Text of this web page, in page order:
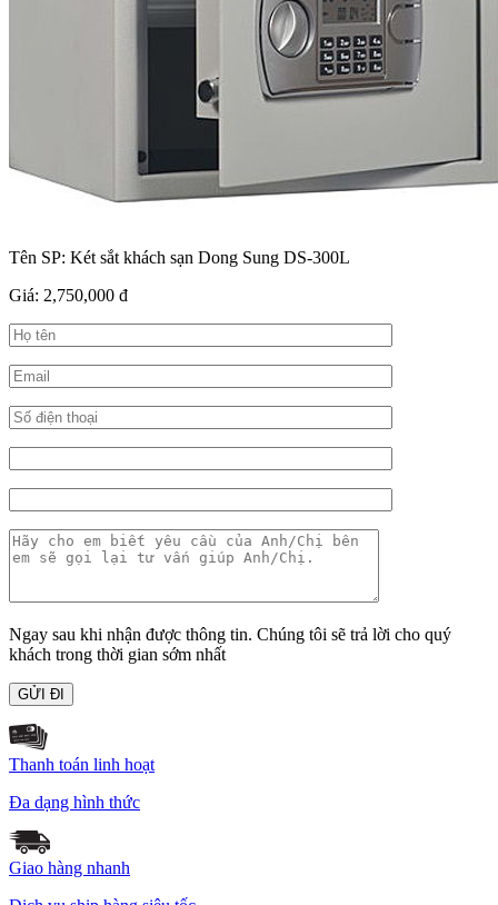
Tên SP: Két sắt khách sạn Dong Sung DS-300L
Giá: 2,750,000 đ
Ngay sau khi nhận được thông tin. Chúng tôi sẽ trả lời cho quý
khách trong thời gian sớm nhất
Thanh toán linh hoạt
Đa dạng hình thức
Giao hàng nhanh